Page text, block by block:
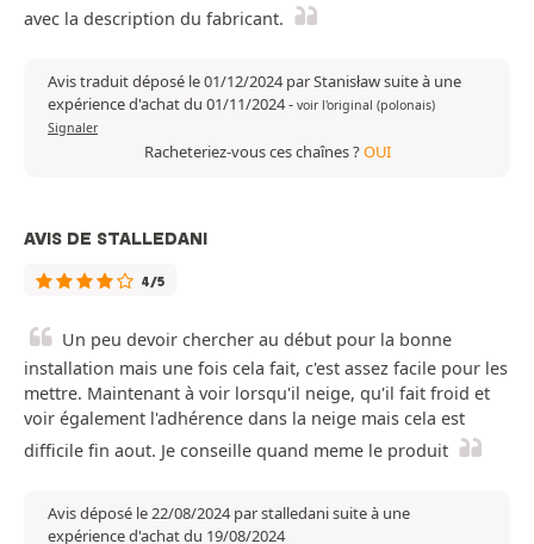
avec la description du fabricant.
Avis traduit déposé le 01/12/2024 par Stanisław suite à une
expérience d'achat du 01/11/2024- voir l'original (polonais)
Signaler
Racheteriez-vous ces chaînes ?OUI
AVIS DE STALLEDANI
4/5
Un peu devoir chercher au début pour la bonne
installation mais une fois cela fait, c'est assez facile pour les
mettre. Maintenant à voir lorsqu'il neige, qu'il fait froid et
voir également l'adhérence dans la neige mais cela est
difficile fin aout. Je conseille quand meme le produit
Avis déposé le 22/08/2024 par stalledani suite à une
expérience d'achat du 19/08/2024